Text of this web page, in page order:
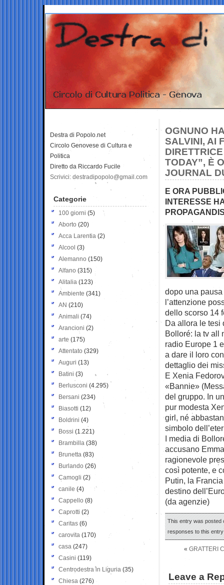
OGNUNO
SALVINI, AI
TODAY”, È
JOURNAL
E ORA
INTERESSE
dopo una
l’attenzione
dello scorso 14
Da allora le tesi
Bolloré: la tv all
radio Europe 1
a dare il loro
dettaglio dei
E Xenia
«Bannie»
del gruppo. In
pur modesta
girl, né
simbolo
I media di
accusano
ragionevole
così potente, e
Putin, la
destino
(da agenzie)
This entry was posted
responses to this
« GRATTERI
Leave a
Destra di Popolo.net
Circolo Genovese di Cultura e
Politica
Diretto da Riccardo Fucile
Scrivici: destradipopolo@gmail.com
Categorie
100 giorni (5)
Aborto (20)
Acca Larentia (2)
Alcool (3)
Alemanno (150)
Alfano (315)
Alitalia (123)
Ambiente (341)
AN (210)
Animali (74)
Arancioni (2)
arte (175)
Attentato (329)
Auguri (13)
Batini (3)
Berlusconi (4.295)
Bersani (234)
Biasotti (12)
Boldrini (4)
Bossi (1.221)
Brambilla (38)
Brunetta (83)
Burlando (26)
Camogli (2)
canile (4)
Cappello (8)
Caprotti (2)
Caritas (6)
carovita (170)
casa (247)
Casini (119)
Centrodestra in Liguria (35)
Chiesa (276)